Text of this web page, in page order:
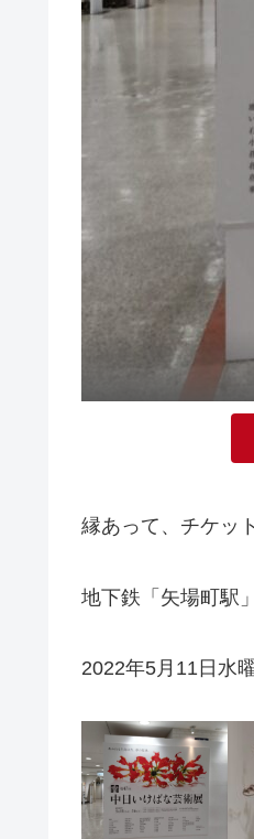
縁あって、チケッ
地下鉄「矢場町駅
2022年5月11日水